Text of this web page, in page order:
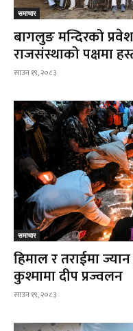
समाचार
बागलुङ मन्दिरको
राजसंस्थाको पक्षमा
साउन १९, २०८३
समाचार
हिमाल र तराईमा
कुश्मामा दीप प्रज्वलन
साउन १९, २०८३